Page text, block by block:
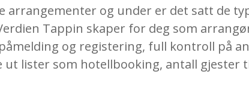
arrangementer og under er det satt de
Tappin skaper for deg som
og registering, full kontroll på
lister som hotellbooking, antall gjester